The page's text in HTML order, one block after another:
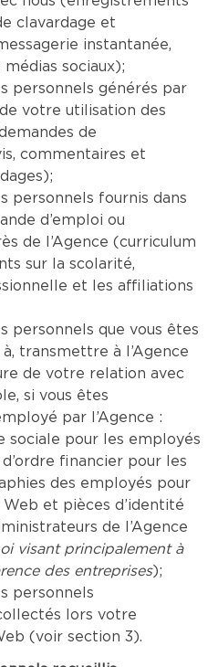
clavardage et
instantanée,
sociaux);
personnels générés par
votre utilisation des
de
commentaires et
personnels fournis dans
d’emploi ou
de l’Agence (curriculum
sur la scolarité,
et les affiliations
personnels que vous êtes
transmettre à l’Agence
de votre relation avec
si vous êtes
par l’Agence :
sociale pour les employés
financier pour les
des employés pour
et pièces d’identité
de l’Agence
visant principalement à
des entreprises);
personnels
lors votre
(voir section 3).